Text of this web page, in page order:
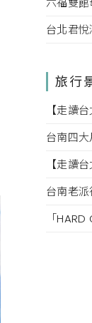
旅行